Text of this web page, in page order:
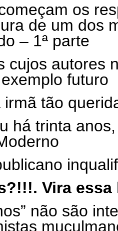
os
de um dos
– 1ª parte
cujos autores
futuro
irmã tão
há trinta
Vira
não são